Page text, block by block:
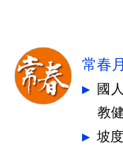
常春
國
教
坡